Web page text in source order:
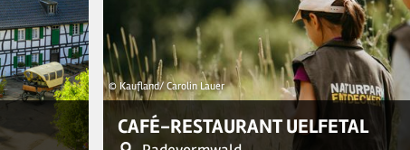
© Kaufland/ Carolin Lauer
CAFÉ-RESTAURANT UELFETAL